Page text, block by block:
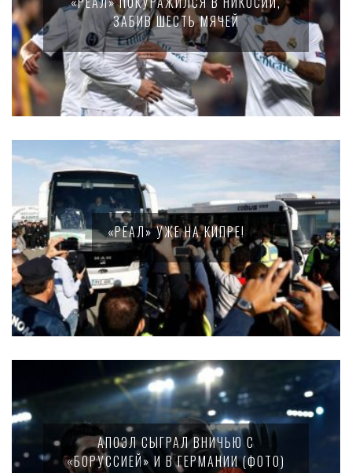
ЗАБИВ ШЕСТЬ МЯЧЕЙ
«РЕАЛ» УЖЕ НА КИПРЕ!
АПОЭЛ СЫГРАЛ ВНИЧЬЮ С
«БОРУССИЕЙ» И В ГЕРМАНИИ (ФОТО)